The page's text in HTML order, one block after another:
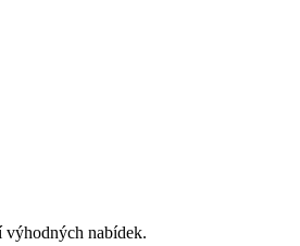
výhodných nabídek.